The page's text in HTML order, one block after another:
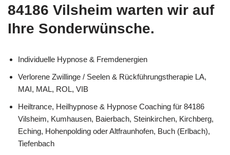
84186 Vilsheim warten wir auf
Ihre Sonderwünsche.
Individuelle Hypnose & Fremdenergien
Verlorene Zwillinge / Seelen & Rückführungstherapie LA,
MAI, MAL, ROL, VIB
Heiltrance, Heilhypnose & Hypnose Coaching für 84186
Vilsheim, Kumhausen, Baierbach, Steinkirchen, Kirchberg,
Eching, Hohenpolding oder Altfraunhofen, Buch (Erlbach),
Tiefenbach